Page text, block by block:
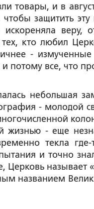
товары, и в
защитить
искореняла
кто любил
-
потому все, что
небольшая
- молодой
жизнью - еще
текла
и точно
Церковь
названием